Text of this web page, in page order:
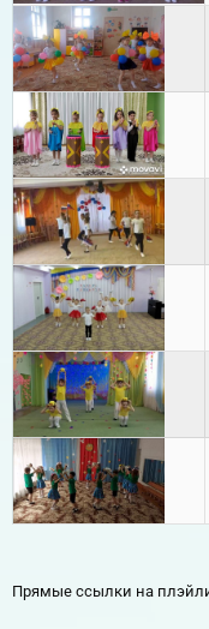
Прямые ссылки на